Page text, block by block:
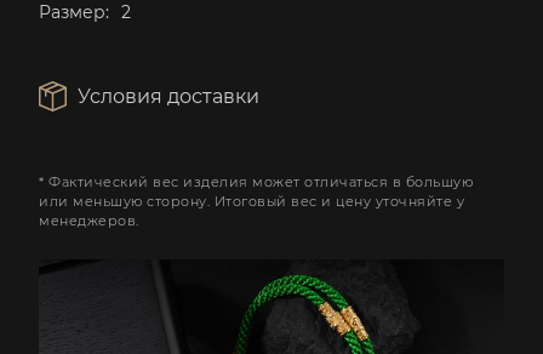
Размер:
2
Условия доставки
* Фактический вес изделия может отличаться в большую
или меньшую сторону. Итоговый вес и цену уточняйте у
менеджеров.